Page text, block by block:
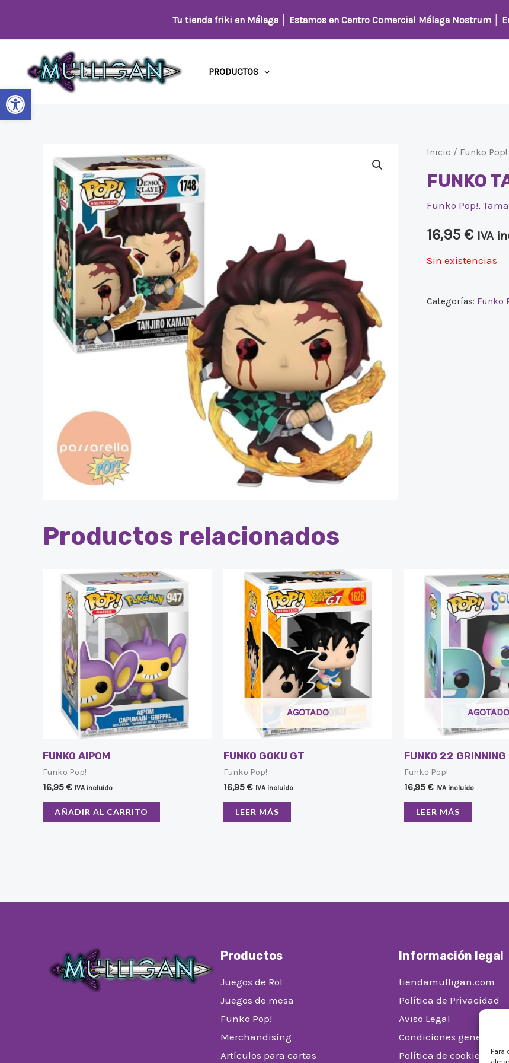
Abrir barra de herramientas
Para
Tu tienda friki en Málaga │ Estamos en Centro Comercial Málaga Nostrum │
PRODUCTOS
Inicio / Funko Pop!
FUNKO
Funko Pop!,
16,95 € IVA
Sin existencias
Categorías: Funko
Productos relacionados
FUNKO AIPOM
Funko Pop!
16,95 € IVA incluido
AÑADIR AL CARRITO
AGOTADO
FUNKO GOKU GT
Funko Pop!
16,95 € IVA incluido
LEER MÁS
AGOTADO
FUNKO 22 GRINNING
Funko Pop!
16,95 € IVA incluido
LEER MÁS
Productos
Juegos de Rol
Juegos de mesa
Funko Pop!
Merchandising
Artículos para cartas
Información legal
tiendamulligan.com
Política de Privacidad
Aviso Legal
Condiciones generales
Política de cookies (UE)